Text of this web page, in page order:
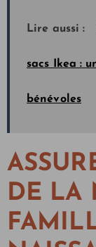
Lire aussi :
sacs Ikea :
bénévoles
DE LA